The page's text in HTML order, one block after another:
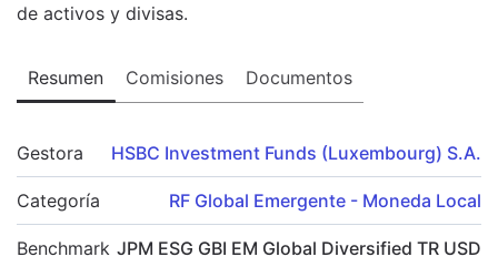
de activos y divisas.
Resumen Comisiones Documentos
Gestora HSBC Investment Funds (Luxembourg) S.A.
Categoría RF Global Emergente - Moneda Local
Benchmark JPM ESG GBI EM Global Diversified TR USD